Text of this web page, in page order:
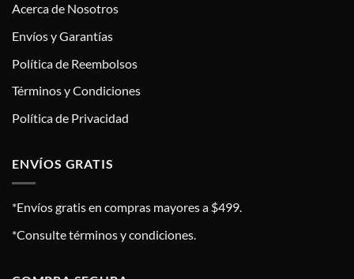
Acerca de Nosotros
Envíos y Garantías
Política de Reembolsos
Términos y Condiciones
Política de Privacidad
ENVÍOS GRATIS
*Envíos gratis en compras mayores a $499.
*Consulte términos y condiciones.